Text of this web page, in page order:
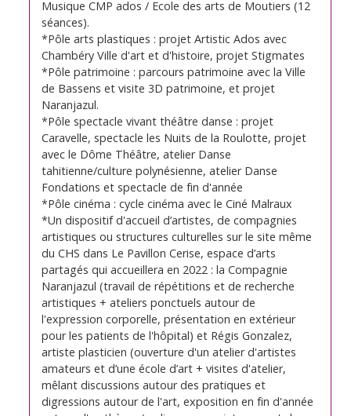
Musique CMP ados / Ecole des arts de Moutiers (12
séances).
*Pôle arts plastiques : projet Artistic Ados avec
Chambéry Ville d'art et d'histoire, projet Stigmates
*Pôle patrimoine : parcours patrimoine avec la Ville
de Bassens et visite 3D patrimoine, et projet
Naranjazul.
*Pôle spectacle vivant théâtre danse : projet
Caravelle, spectacle les Nuits de la Roulotte, projet
avec le Dôme Théâtre, atelier Danse
tahitienne/culture polynésienne, atelier Danse
Fondations et spectacle de fin d'année
*Pôle cinéma : cycle cinéma avec le Ciné Malraux
*Un dispositif d'accueil d’artistes, de compagnies
artistiques ou structures culturelles sur le site même
du CHS dans Le Pavillon Cerise, espace d’arts
partagés qui accueillera en 2022 : la Compagnie
Naranjazul (travail de répétitions et de recherche
artistiques + ateliers ponctuels autour de
l'expression corporelle, présentation en extérieur
pour les patients de l'hôpital) et Régis Gonzalez,
artiste plasticien (ouverture d'un atelier d'artistes
amateurs et d’une école d’art + visites d'atelier,
mêlant discussions autour des pratiques et
digressions autour de l'art, exposition en fin d'année